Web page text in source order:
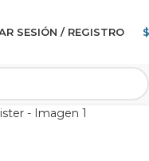
SESIÓN / REGISTRO $